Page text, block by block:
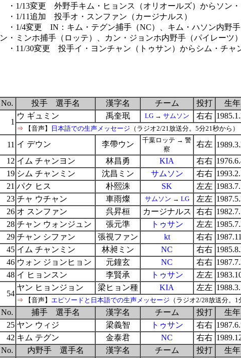
・1/13変更 外野手キム・ヒョンス（オリオールズ）からソン・
・1/11追加 投手オ・スンファン（カージナルス）
・1/4変更 IN：キム・テグン捕手（NC）、キム・ハソン内野
ン・ミンホ捕手（ロッテ）、カン・ジョンホ内野手（パイレーツ）
・11/30変更 投手イ・ヨンチャン（トゥサン）からシム・チャ
No. 投手 選手名 漢字名 チーム 投打 生
1
ウ ギュミン 禹奎珉 LG→ サムソン 右右
⇒ 【音声】 日本語での生声メッセージ （ラジオ2/21放送分。5分21秒から）
11 イ デウン 李帶ウン
千葉ロッテ → 警
察
右左
12 イム チャンヨン 林昌勇 KIA 右右
19 シム チャンミン 沈昌ミン サムソン 右右
21 パク ヒス 朴熙洙 SK 左左
23 チャ ウチャン 車雨燦 サムソン → LG 左左
26 オ スンファン 呉昇桓 カージナルス 右右
28 チャン ウォンジュン 張元準 トゥサン 左左
29 チャン シファン 張視ファン kt 右右
45 イム チャンミン 林昶ミン NC 右右
46 ウォン ジョンヒョン 元鐘玄 NC 右右
48 イ ヒョンスン 李賢承 トゥサン 左左
54
ヤン ヒョンジョン 梁ヒョン種 KIA 左左
⇒ 【音声】 エピソードと日本語での生声メッセージ （ラジオ2/28放送分。
No. 捕手 選手名 漢字名 チーム 投打 生
25 ヤン ウィジ 梁義智 トゥサン 右右
42 キム テグン 金泰君 NC 右右
No.
内野手 選手名 漢字名 チーム 投打 生